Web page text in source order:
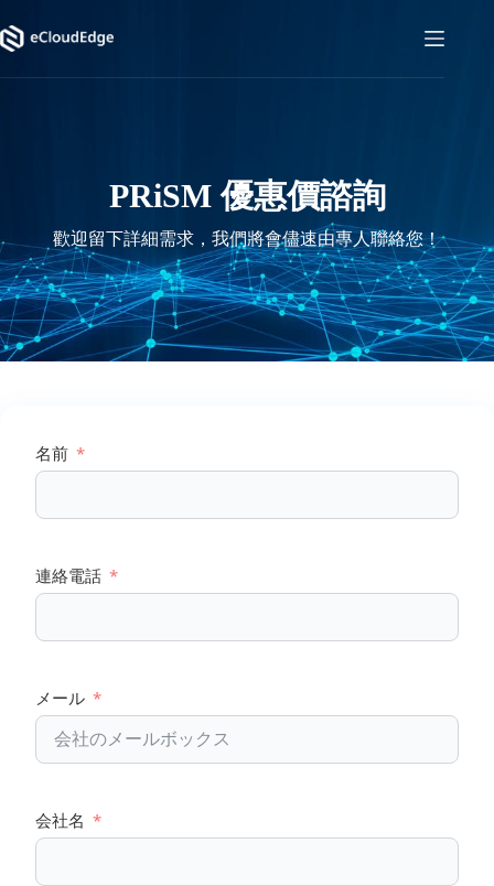
ン
テ
ン
PRiSM 優惠價諮詢
歡迎留下詳細需求，我們將會儘速由專人聯絡您！
名前
連絡電話
メール
会社名